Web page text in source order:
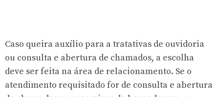
Caso queira auxílio para a tratativas de ouvidoria
ou consulta e abertura de chamados, a escolha
deve ser feita na área de relacionamento. Se o
atendimento requisitado for de consulta e abertura